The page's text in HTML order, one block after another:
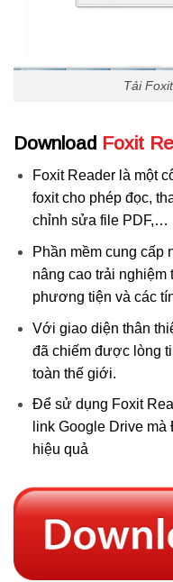
Tải
Download Foxit
Foxit Reader là một
foxit cho phép đọc,
chỉnh sửa file PDF,…
Phần mềm cung cấp
nâng cao trải nghiệm
phương tiện và các
Với giao diện thân
đã chiếm được lòng
toàn thế giới.
Để sử dụng Foxit
link Google Drive
hiệu quả